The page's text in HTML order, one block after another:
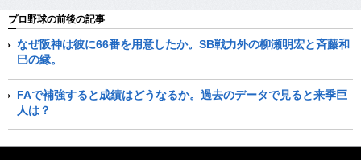
プロ野球の前後の記事
なぜ阪神は彼に66番を用意したか。SB戦力外の柳瀬明宏と斉藤和
巳の縁。
FAで補強すると成績はどうなるか。過去のデータで見ると来季巨
人は？